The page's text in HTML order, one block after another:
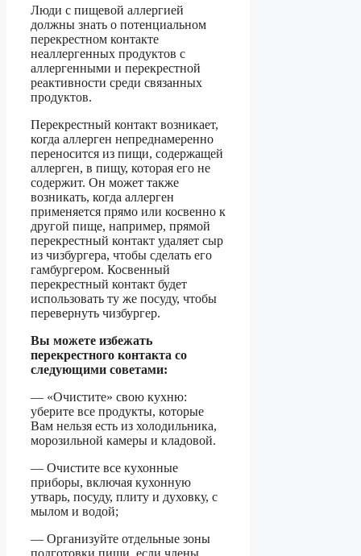
Люди с пищевой аллергией
должны знать о потенциальном
перекрестном контакте
неаллергенных продуктов с
аллергенными и перекрестной
реактивности среди связанных
продуктов.
Перекрестный контакт возникает,
когда аллерген непреднамеренно
переносится из пищи, содержащей
аллерген, в пищу, которая его не
содержит. Он может также
возникать, когда аллерген
применяется прямо или косвенно к
другой пище, например, прямой
перекрестный контакт удаляет сыр
из чизбургера, чтобы сделать его
гамбургером. Косвенный
перекрестный контакт будет
использовать ту же посуду, чтобы
перевернуть чизбургер.
Вы можете избежать
перекрестного контакта со
следующими советами:
— «Очистите» свою кухню:
уберите все продукты, которые
Вам нельзя есть из холодильника,
морозильной камеры и кладовой.
— Очистите все кухонные
приборы, включая кухонную
утварь, посуду, плиту и духовку, с
мылом и водой;
— Организуйте отдельные зоны
подготовки пищи, если члены